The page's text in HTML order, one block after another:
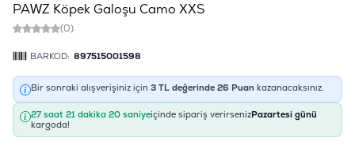
PAWZ Köpek Galoşu Camo XXS
(0)
BARKOD: 897515001598
Bir sonraki alışverişiniz için 3 TL değerinde 26 Puan kazanacaksınız.
27 saat 21 dakika 20 saniyeiçinde sipariş verirsenizPazartesi günü
kargoda!